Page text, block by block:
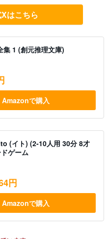
はこちら
集 1 (創元推理文庫)
Amazonで購入
(イト) (2-10人用 30分 8才
ゲーム
円
Amazonで購入